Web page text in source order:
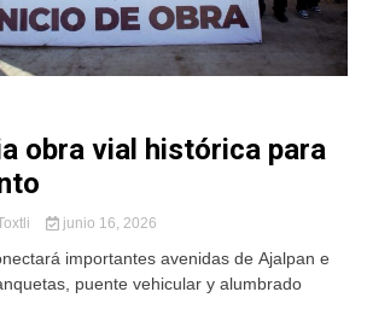
obra vial histórica para
junio 16, 2026
importantes avenidas de Ajalpan e
puente vehicular y alumbrado